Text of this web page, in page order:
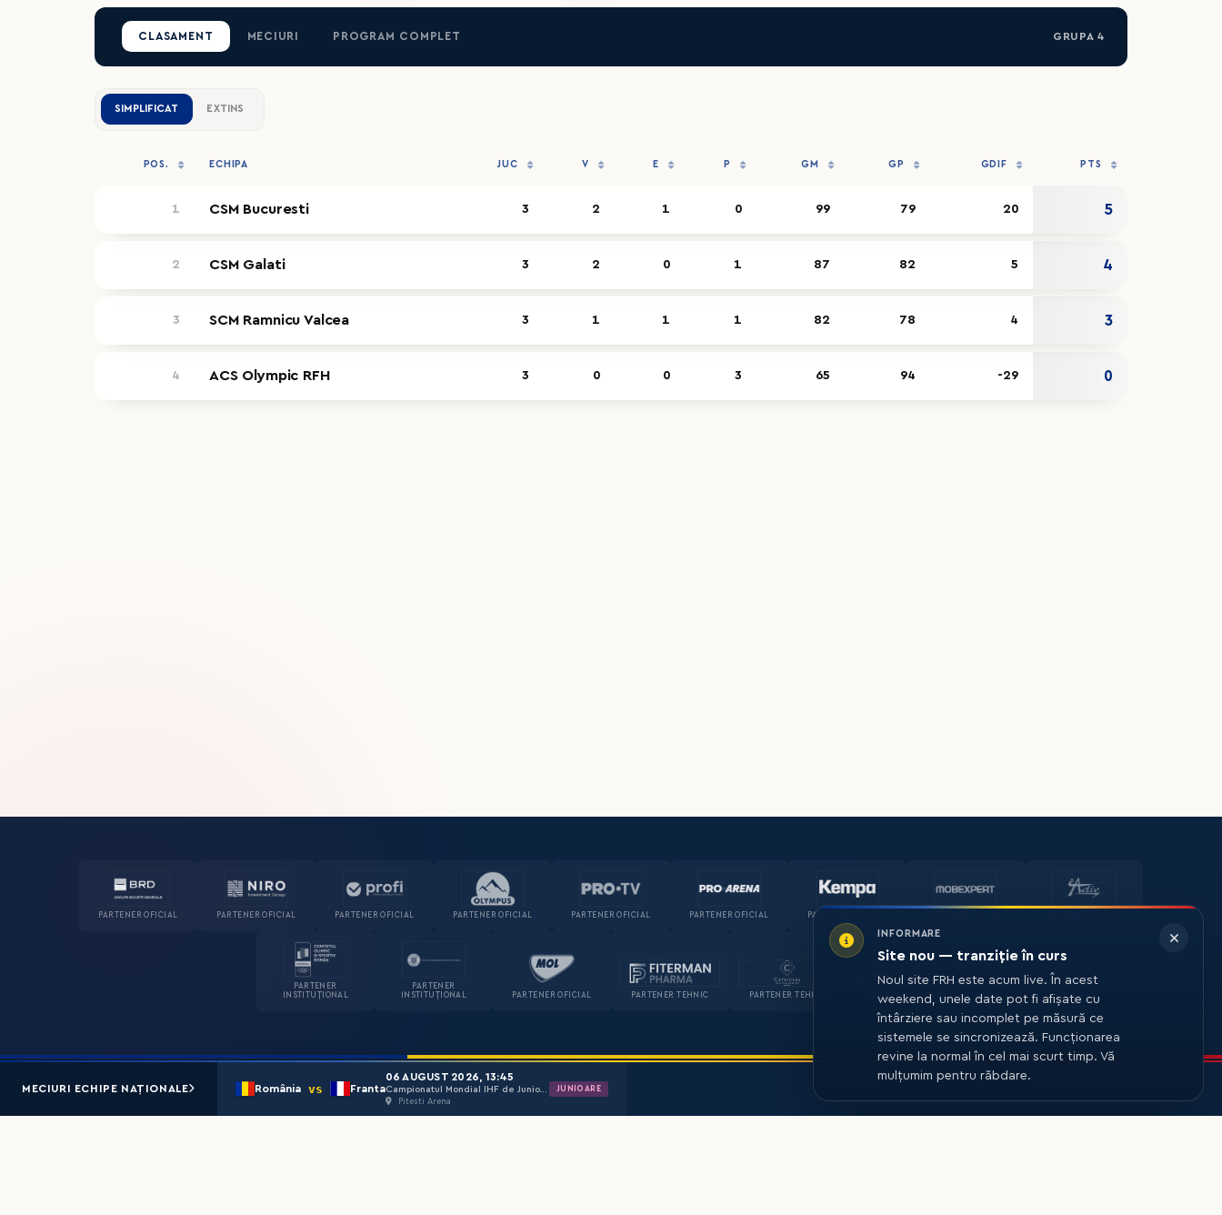
GRUPA 4
CLASAMENT MECIURI PROGRAM COMPLET
SIMPLIFICAT EXTINS
POS. ECHIPA JUC V E P GM GP GDIF PTS
1 CSM Bucuresti 3 2 1 0 99 79 20 5
2 CSM Galati 3 2 0 1 87 82 5 4
3 SCM Ramnicu Valcea 3 1 1 1 82 78 4 3
4 ACS Olympic RFH 3 0 0 3 65 94 -29 0
PARTENER OFICIAL PARTENER OFICIAL PARTENER OFICIAL PARTENER OFICIAL PARTENER OFICIAL PARTENER OFICIAL PARTENER OFICIAL
PARTENER
INSTITUȚIONAL
PARTENER
INSTITUȚIONAL
PARTENER OFICIAL PARTENER TEHNIC PARTENER TEHNIC PARTENER TEHNIC
MECIURI ECHIPE NAȚIONALE România vs Franta
06 AUGUST 2026, 13:45
Campionatul Mondial IHF de Junioare (U18) – Romania 2026 Jocuri clasament 9-16
Pitesti Arena
JUNIOARE
INFORMARE
Site nou — tranziție în curs
Noul site FRH este acum live. În acest
weekend, unele date pot fi afișate cu
întârziere sau incomplet pe măsură ce
sistemele se sincronizează. Funcționarea
revine la normal în cel mai scurt timp. Vă
mulțumim pentru răbdare.